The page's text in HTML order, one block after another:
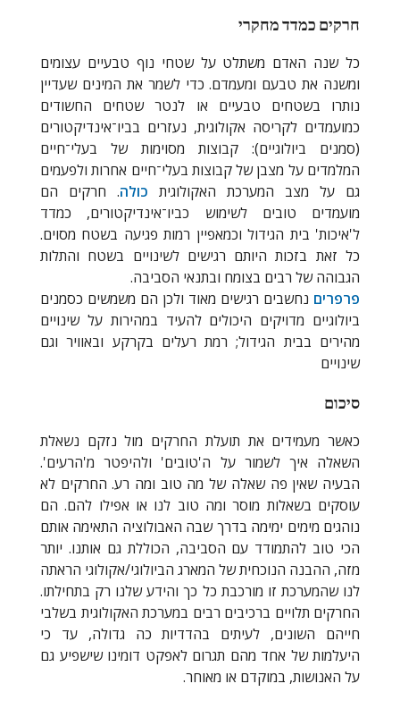
חרקים כמדד מחקרי
כל שנה האדם משתלט על שטחי נוף טבעיים עצומים
ומשנה את טבעם ומעמדם. כדי לשמר את המינים שעדיין
נותרו בשטחים טבעיים או לנטר שטחים החשודים
כמועמדים לקריסה אקולוגית, נעזרים בביו־אינדיקטורים
(סמנים ביולוגיים): קבוצות מסוימות של בעלי־חיים
המלמדים על מצבן של קבוצות בעלי־חיים אחרות ולפעמים
גם על מצב המערכת האקולוגית כולה. חרקים הם
מועמדים טובים לשימוש כביו־אינדיקטורים, כמדד
ל'איכות' בית הגידול וכמאפיין רמות פגיעה בשטח מסוים.
כל זאת בזכות היותם רגישים לשינויים בשטח והתלות
הגבוהה של רבים בצומח ובתנאי הסביבה.
פרפרים נחשבים רגישים מאוד ולכן הם משמשים כסמנים
ביולוגיים מדויקים היכולים להעיד במהירות על שינויים
מהירים בבית הגידול; רמת רעלים בקרקע ובאוויר וגם
שינויים
סיכום
כאשר מעמידים את תועלת החרקים מול נזקם נשאלת
השאלה איך לשמור על ה'טובים' ולהיפטר מ'הרעים'.
הבעיה שאין פה שאלה של מה טוב ומה רע. החרקים לא
עוסקים בשאלות מוסר ומה טוב לנו או אפילו להם. הם
נוהגים מימים ימימה בדרך שבה האבולוציה התאימה אותם
הכי טוב להתמודד עם הסביבה, הכוללת גם אותנו. יותר
מזה, ההבנה הנוכחית של המארג הביולוגי/אקולוגי הראתה
לנו שהמערכת זו מורכבת כל כך והידע שלנו רק בתחילתו.
החרקים תלויים ברכיבים רבים במערכת האקולוגית בשלבי
חייהם השונים, לעיתים בהדדיות כה גדולה, עד כי
היעלמות של אחד מהם תגרום לאפקט דומינו שישפיע גם
על האנושות, במוקדם או מאוחר.